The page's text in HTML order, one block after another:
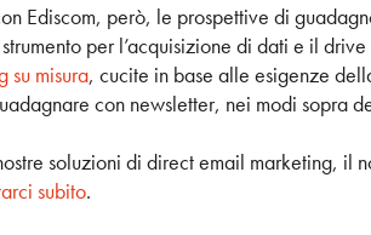
Ediscom, però, le prospettive di
per l’acquisizione di dati e il
su misura, cucite in base alle esigenze
con newsletter, nei modi sopra
soluzioni di direct email marketing, il
subito.